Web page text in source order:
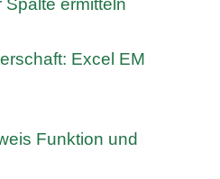
Spalte ermitteln
Excel EM
Funktion und